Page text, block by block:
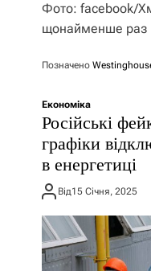
Фото: facebook/
щонайменше раз
Позначено
Економіка
Російські
графіки
в енергетиці
Від15 Січня, 2025